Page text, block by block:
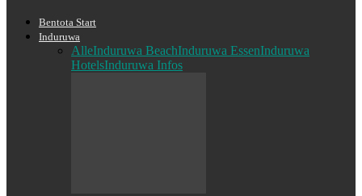
Bentota Start
Induruwa
AlleInduruwa BeachInduruwa EssenInduruwa
HotelsInduruwa Infos